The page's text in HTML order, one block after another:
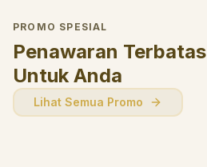
PROMO SPESIAL
Penawaran Terbatas
Untuk Anda
Lihat Semua Promo